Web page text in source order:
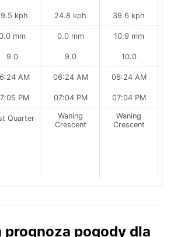
kph
mm
9.0
AM
PM
Quarter
24.8 kph
0.0 mm
9.0
06:24 AM
07:04 PM
Waning
Crescent
39.6 kph
10.9 mm
10.0
06:24 AM
07:04 PM
Waning
Crescent
prognoza pogody dla